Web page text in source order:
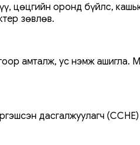
цөцгийн оронд бүйлс,
зөвлөв.
амталж, ус нэмж ашигла.
дасгалжуулагч